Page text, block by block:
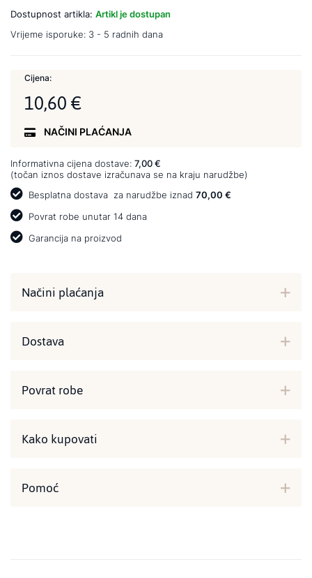
Dostupnost artikla: Artikl je dostupan
Vrijeme isporuke: 3 - 5 radnih dana
Cijena:
10,60 €
NAČINI PLAĆANJA
Informativna cijena dostave: 7,00 €
(točan iznos dostave izračunava se na kraju narudžbe)
Besplatna dostava za narudžbe iznad 70,00 €
Povrat robe unutar 14 dana
Garancija na proizvod
Načini plaćanja
Dostava
Povrat robe
Kako kupovati
Pomoć